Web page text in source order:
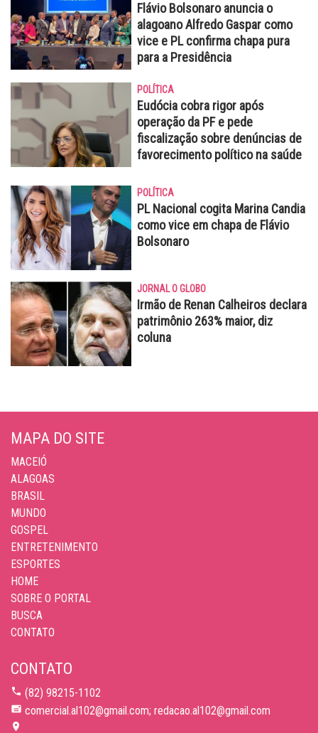
Flávio Bolsonaro anuncia o
alagoano Alfredo Gaspar como
vice e PL confirma chapa pura
para a Presidência
POLÍTICA
Eudócia cobra rigor após
operação da PF e pede
fiscalização sobre denúncias de
favorecimento político na saúde
POLÍTICA
PL Nacional cogita Marina Candia
como vice em chapa de Flávio
Bolsonaro
JORNAL O GLOBO
Irmão de Renan Calheiros declara
patrimônio 263% maior, diz
coluna
MAPA DO SITE
MACEIÓ
ALAGOAS
BRASIL
MUNDO
GOSPEL
ENTRETENIMENTO
ESPORTES
HOME
SOBRE O PORTAL
BUSCA
CONTATO
CONTATO
(82) 98215-1102
comercial.al102@gmail.com; redacao.al102@gmail.com